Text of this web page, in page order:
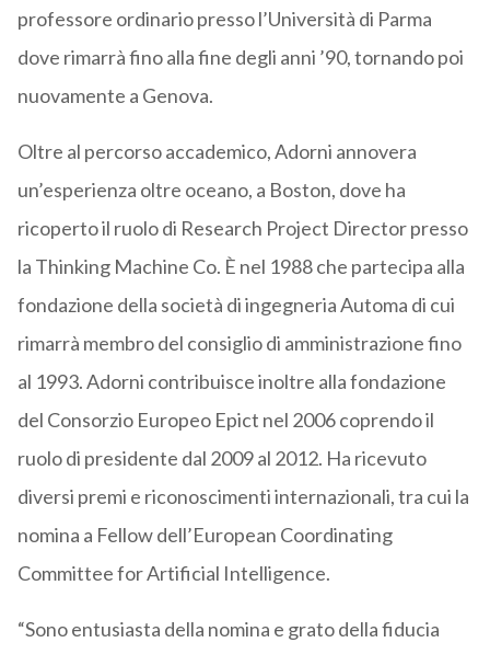
professore ordinario presso l’Università di Parma
dove rimarrà fino alla fine degli anni ’90, tornando poi
nuovamente a Genova.
Oltre al percorso accademico, Adorni annovera
un’esperienza oltre oceano, a Boston, dove ha
ricoperto il ruolo di Research Project Director presso
la Thinking Machine Co. È nel 1988 che partecipa alla
fondazione della società di ingegneria Automa di cui
rimarrà membro del consiglio di amministrazione fino
al 1993. Adorni contribuisce inoltre alla fondazione
del Consorzio Europeo Epict nel 2006 coprendo il
ruolo di presidente dal 2009 al 2012. Ha ricevuto
diversi premi e riconoscimenti internazionali, tra cui la
nomina a Fellow dell’European Coordinating
Committee for Artificial Intelligence.
“Sono entusiasta della nomina e grato della fiducia